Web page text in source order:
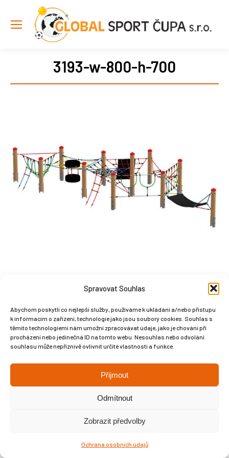
Spravovat Souhlas
Abychom poskytli co nejlepší služby, používáme k ukládání a/nebo přístupu
k informacím o zařízení, technologie jako jsou soubory cookies. Souhlas s
těmito technologiemi nám umožní zpracovávat údaje, jako je chování při
procházení nebo jedinečná ID na tomto webu. Nesouhlas nebo odvolání
souhlasu může nepříznivě ovlivnit určité vlastnosti a funkce.
Přijmout
Odmítnout
Zobrazit předvolby
Ochrana osobních údajů
3193-w-800-h-700
Copyright © Weiron Dynamics, s.r.o. |Tvorba webových stráneka
SEO